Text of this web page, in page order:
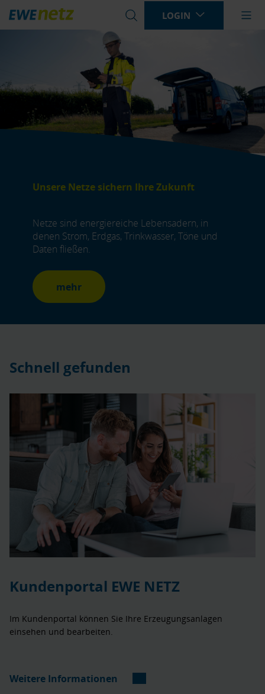
Bitte
Sie
einen
Suchbegriff
ein
LOGIN
Unsere Netze sichern Ihre Zukunft
Netze sind energiereiche Lebensadern, in
denen Strom, Erdgas, Trinkwasser, Töne und
Daten fließen.
mehr
Schnell gefunden
Kundenportal EWE NETZ
Im Kundenportal können Sie Ihre Erzeugungsanlagen
einsehen und bearbeiten.
Weitere Informationen